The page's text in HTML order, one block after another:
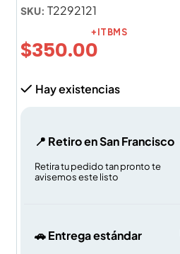
SKU: T2292121
$350.00
+ITBMS
Hay existencias
📍 Retiro en San Francisco
Retira tu pedido tan pronto te
avisemos este listo
🚗 Entrega estándar